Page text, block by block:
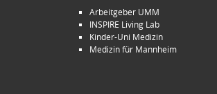
Arbeitgeber UMM
INSPIRE Living Lab
Kinder-Uni Medizin
Medizin für Mannheim